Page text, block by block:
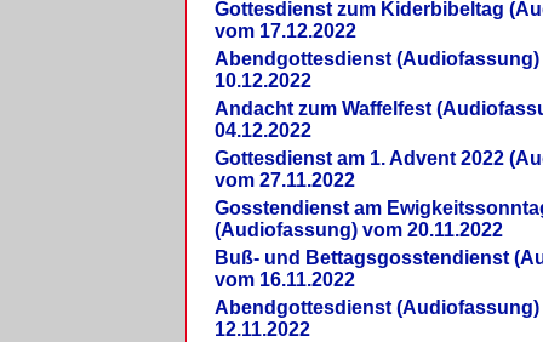
Gottesdienst zum Kiderbibeltag
vom 17.12.2022
Abendgottesdienst (Audiofassung)
10.12.2022
Andacht zum Waffelfest
04.12.2022
Gottesdienst am 1. Advent 2022
vom 27.11.2022
Gosstendienst am
(Audiofassung) vom 20.11.2022
Buß- und Bettagsgosstendienst
vom 16.11.2022
Abendgottesdienst (Audiofassung)
12.11.2022